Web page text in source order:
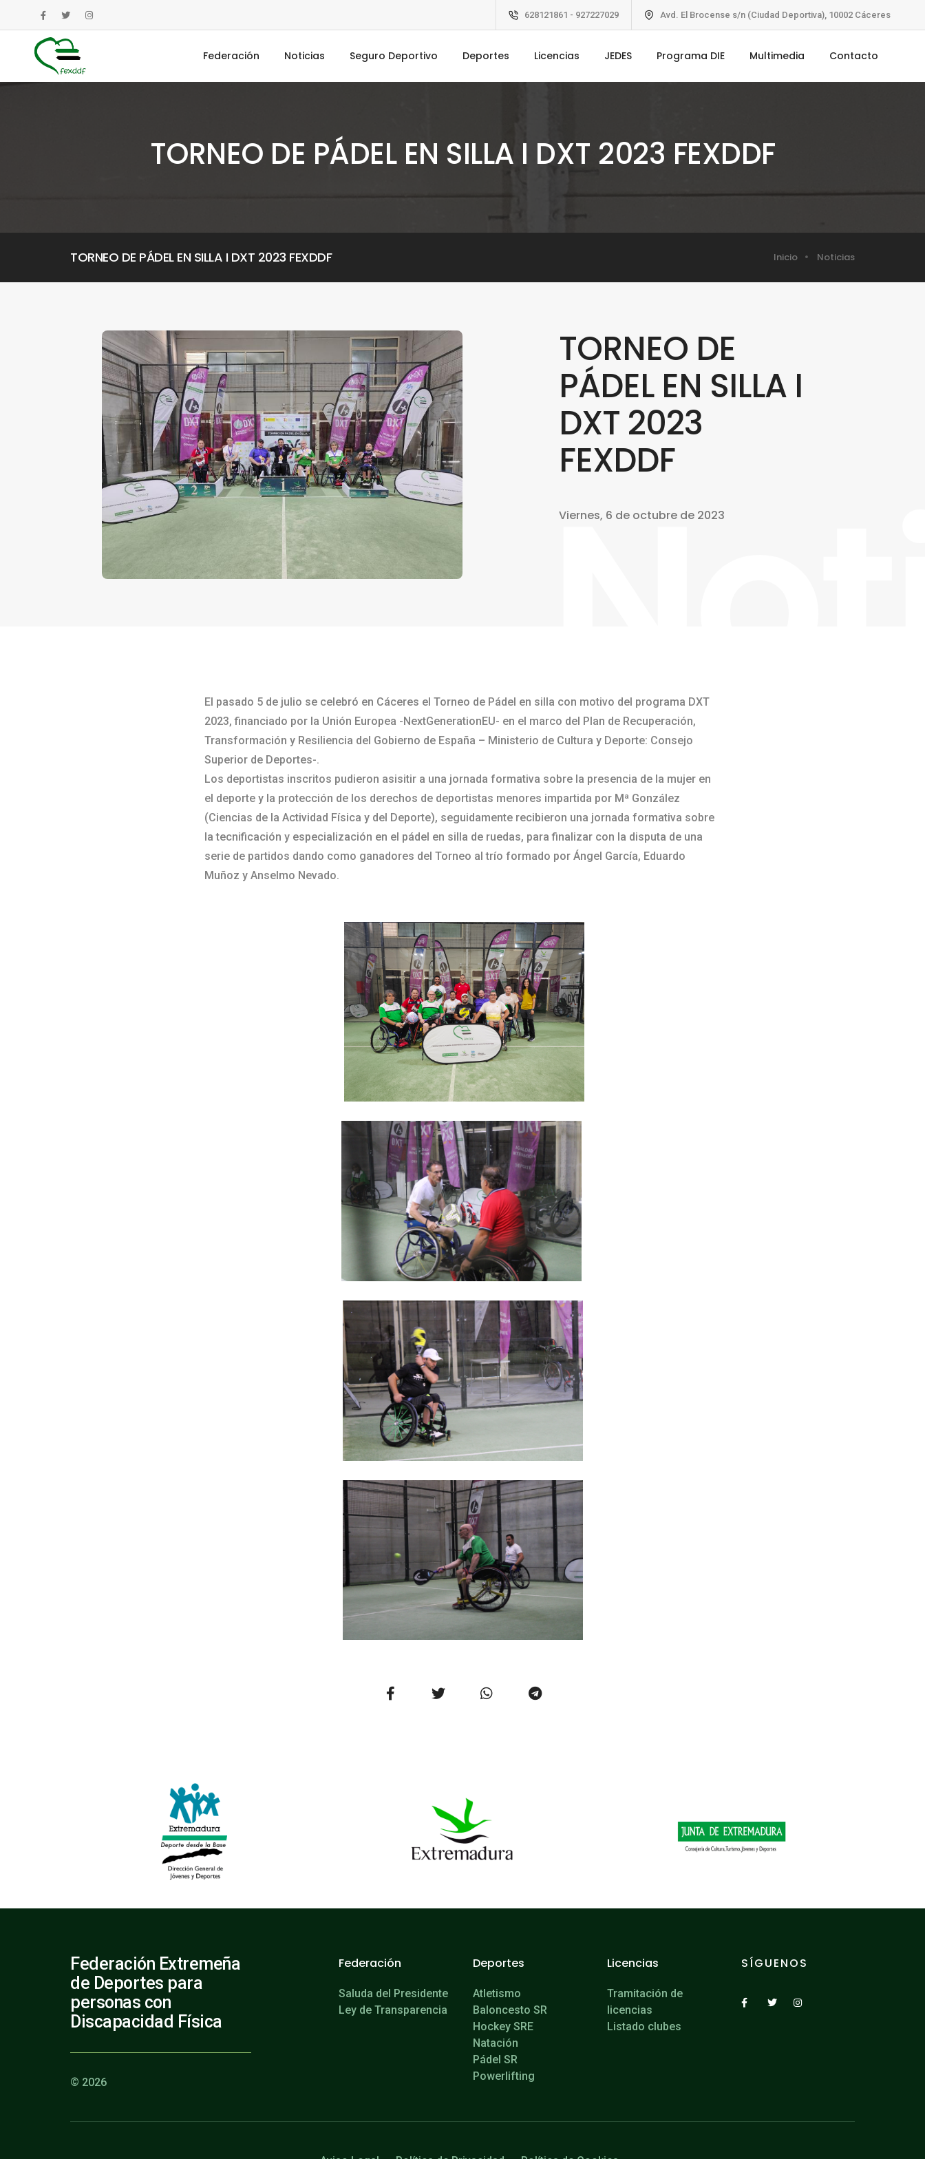
628121861 - 927227029 Avd. El Brocense s/n (Ciudad Deportiva), 10002 Cáceres
Federación Noticias Seguro Deportivo Deportes Licencias JEDES Programa DIE Multimedia Contacto
TORNEO DE PÁDEL EN SILLA I DXT 2023 FEXDDF
TORNEO DE PÁDEL EN SILLA I DXT 2023 FEXDDF Inicio Noticias
TORNEO DE
PÁDEL EN SILLA I
DXT 2023
FEXDDF
Viernes, 6 de octubre de 2023
El pasado 5 de julio se celebró en Cáceres el Torneo de Pádel en silla con motivo del programa DXT
2023, financiado por la Unión Europea -NextGenerationEU- en el marco del Plan de Recuperación,
Transformación y Resiliencia del Gobierno de España – Ministerio de Cultura y Deporte: Consejo
Superior de Deportes-.
Los deportistas inscritos pudieron asisitir a una jornada formativa sobre la presencia de la mujer en
el deporte y la protección de los derechos de deportistas menores impartida por Mª González
(Ciencias de la Actividad Física y del Deporte), seguidamente recibieron una jornada formativa sobre
la tecnificación y especialización en el pádel en silla de ruedas, para finalizar con la disputa de una
serie de partidos dando como ganadores del Torneo al trío formado por Ángel García, Eduardo
Muñoz y Anselmo Nevado.
Federación Extremeña
de Deportes para
personas con
Discapacidad Física
© 2026
Federación
Saluda del Presidente
Ley de Transparencia
Deportes
Atletismo
Baloncesto SR
Hockey SRE
Natación
Pádel SR
Powerlifting
Licencias
Tramitación de
licencias
Listado clubes
SÍGUENOS